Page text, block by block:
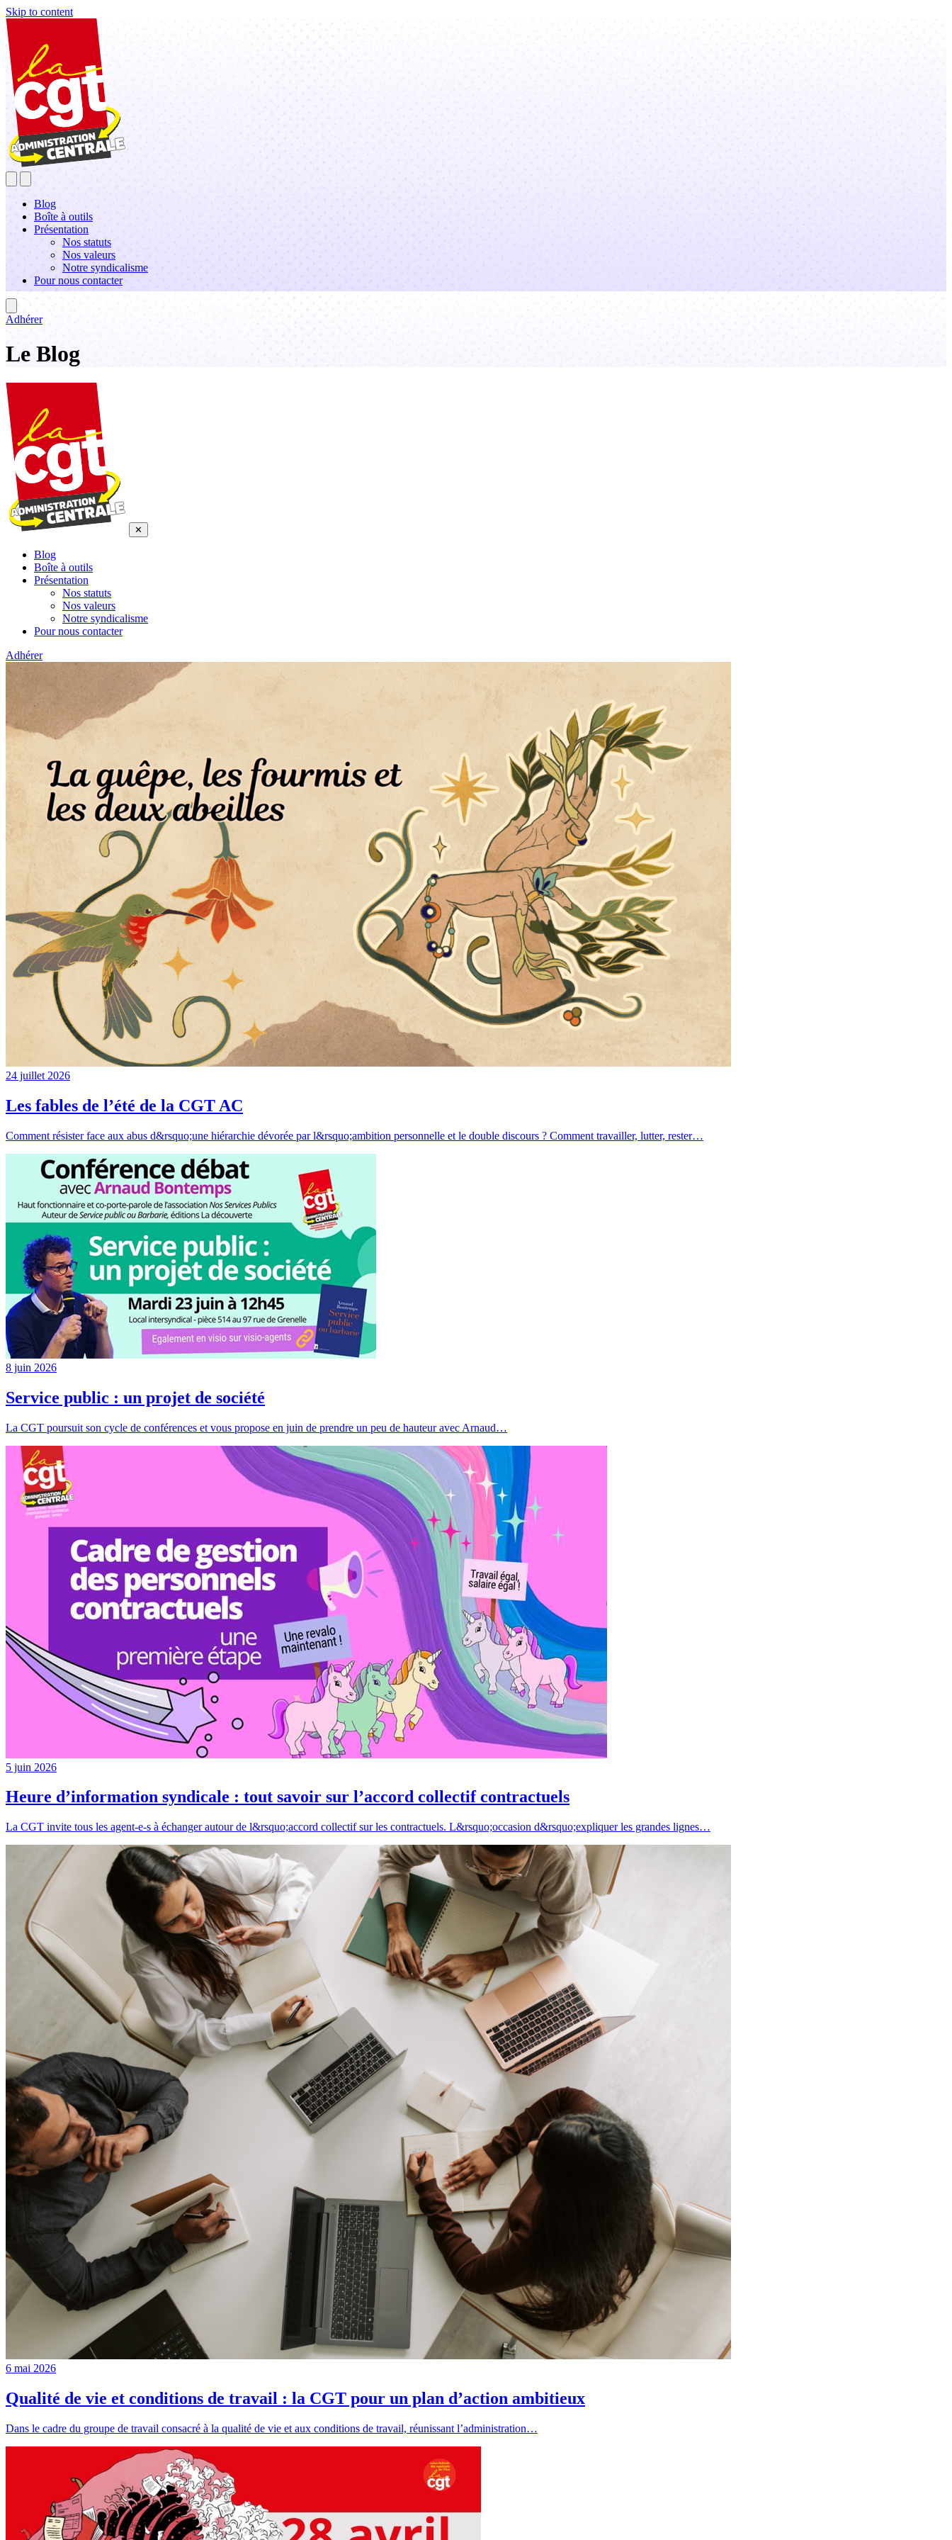
Skip to content
Blog
Boîte à outils
Présentation
Nos statuts
Nos valeurs
Notre syndicalisme
Pour nous contacter
Adhérer
Le Blog
✕
Blog
Boîte à outils
Présentation
Nos statuts
Nos valeurs
Notre syndicalisme
Pour nous contacter
Adhérer
24 juillet 2026
Les fables de l’été de la CGT AC
Comment résister face aux abus d&rsquo;une hiérarchie dévorée par l&rsquo;ambition personnelle et le double discours ? Comment travailler, lutter, rester…
8 juin 2026
Service public : un projet de société
La CGT poursuit son cycle de conférences et vous propose en juin de prendre un peu de hauteur avec Arnaud…
5 juin 2026
Heure d’information syndicale : tout savoir sur l’accord collectif contractuels
La CGT invite tous les agent-e-s à échanger autour de l&rsquo;accord collectif sur les contractuels. L&rsquo;occasion d&rsquo;expliquer les grandes lignes…
6 mai 2026
Qualité de vie et conditions de travail : la CGT pour un plan d’action ambitieux
Dans le cadre du groupe de travail consacré à la qualité de vie et aux conditions de travail, réunissant l’administration…